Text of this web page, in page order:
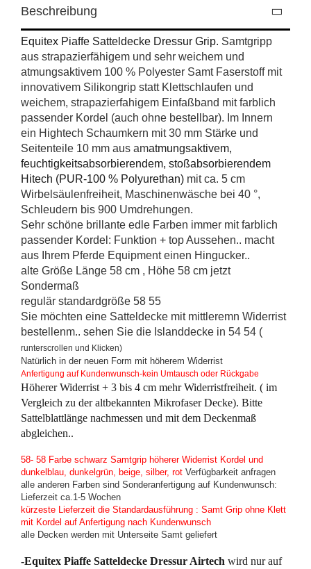
Beschreibung
Equitex Piaffe Satteldecke Dressur Grip. Samtgripp
aus strapazierfähigem und sehr weichem und
atmungsaktivem 100 % Polyester Samt Faserstoff mit
innovativem Silikongrip statt Klettschlaufen und
weichem, strapazierfahigem Einfaßband mit farblich
passender Kordel (auch ohne bestellbar). Im Innern
ein Hightech Schaumkern mit 30 mm Stärke und
Seitenteile 10 mm aus amatmungsaktivem,
feuchtigkeitsabsorbierendem, stoßabsorbierendem
Hitech (PUR-100 % Polyurethan) mit ca. 5 cm
Wirbelsäulenfreiheit, Maschinenwäsche bei 40 °,
Schleudern bis 900 Umdrehungen.
Sehr schöne brillante edle Farben immer mit farblich
passender Kordel: Funktion + top Aussehen.. macht
aus Ihrem Pferde Equipment einen Hingucker..
alte Größe Länge 58 cm , Höhe 58 cm jetzt
Sondermaß
regulär standardgröße 58 55
Sie möchten eine Satteldecke mit mittleremn Widerrist
bestellenm.. sehen Sie die Islanddecke in 54 54 (
runterscrollen und Klicken)
Natürlich in der neuen Form mit höherem Widerrist
Anfertigung auf Kundenwunsch-kein Umtausch oder Rückgabe
Höherer Widerrist + 3 bis 4 cm mehr Widerristfreiheit. ( im
Vergleich zu der altbekannten Mikrofaser Decke). Bitte
Sattelblattlänge nachmessen und mit dem Deckenmaß
abgleichen..
58- 58 Farbe schwarz Samtgrip höherer Widerrist Kordel und
dunkelblau, dunkelgrün, beige, silber, rot Verfügbarkeit anfragen
alle anderen Farben sind Sonderanfertigung auf Kundenwunsch:
Lieferzeit ca.1-5 Wochen
kürzeste Lieferzeit die Standardausführung : Samt Grip ohne Klett
mit Kordel auf Anfertigung nach Kundenwunsch
alle Decken werden mit Unterseite Samt geliefert
-Equitex Piaffe Satteldecke Dressur Airtech wird nur auf